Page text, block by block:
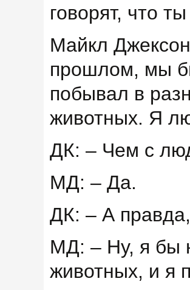
говорят, что
Майкл
прошлом, мы
побывал в
животных. Я
ДК: – Чем с
МД: – Да.
ДК: – А
МД: – Ну, я бы
животных, и я